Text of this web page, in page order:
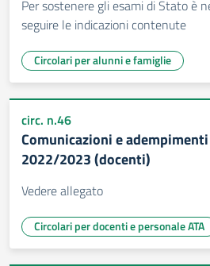
Per sostenere gli esami di Stato è
seguire le indicazioni contenute
Circolari per alunni e famiglie
circ. n.46
Comunicazioni e
2022/2023 (docenti)
Vedere allegato
Circolari per docenti e personale ATA